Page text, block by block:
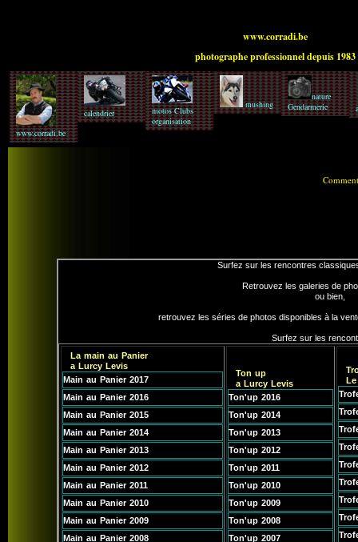
www.corradi.be
photographe professionnel depuis 1983
www.corradi.be
calendrier
motos Clubs
organisation
mushing
nature
Gendarmerie